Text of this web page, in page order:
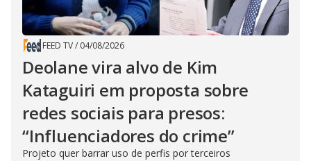
FEED TV/ 04/08/2026
Deolane vira alvo de Kim
Kataguiri em proposta sobre
redes sociais para presos:
“Influenciadores do crime”
Projeto quer barrar uso de perfis por terceiros